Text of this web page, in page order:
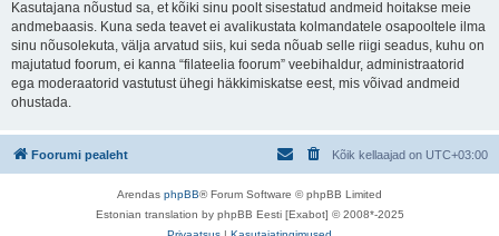
Kasutajana nõustud sa, et kõiki sinu poolt sisestatud andmeid hoitakse meie
andmebaasis. Kuna seda teavet ei avalikustata kolmandatele osapooltele ilma
sinu nõusolekuta, välja arvatud siis, kui seda nõuab selle riigi seadus, kuhu on
majutatud foorum, ei kanna “filateelia foorum” veebihaldur, administraatorid
ega moderaatorid vastutust ühegi häkkimiskatse eest, mis võivad andmeid
ohustada.
Foorumi pealeht Kõik kellaajad on UTC+03:00
Arendas phpBB® Forum Software © phpBB Limited
Estonian translation by phpBB Eesti [Exabot] © 2008*-2025